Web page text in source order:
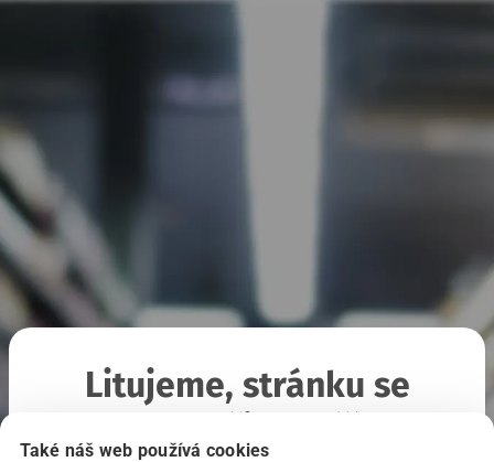
Také náš web používá cookies
Litujeme, stránku se